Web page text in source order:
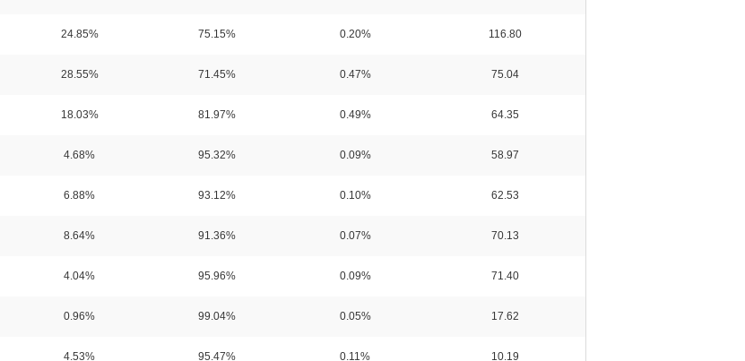
24.85% 75.15% 0.20% 116.80
28.55% 71.45% 0.47% 75.04
18.03% 81.97% 0.49% 64.35
4.68% 95.32% 0.09% 58.97
6.88% 93.12% 0.10% 62.53
8.64% 91.36% 0.07% 70.13
4.04% 95.96% 0.09% 71.40
0.96% 99.04% 0.05% 17.62
4.53% 95.47% 0.11% 10.19